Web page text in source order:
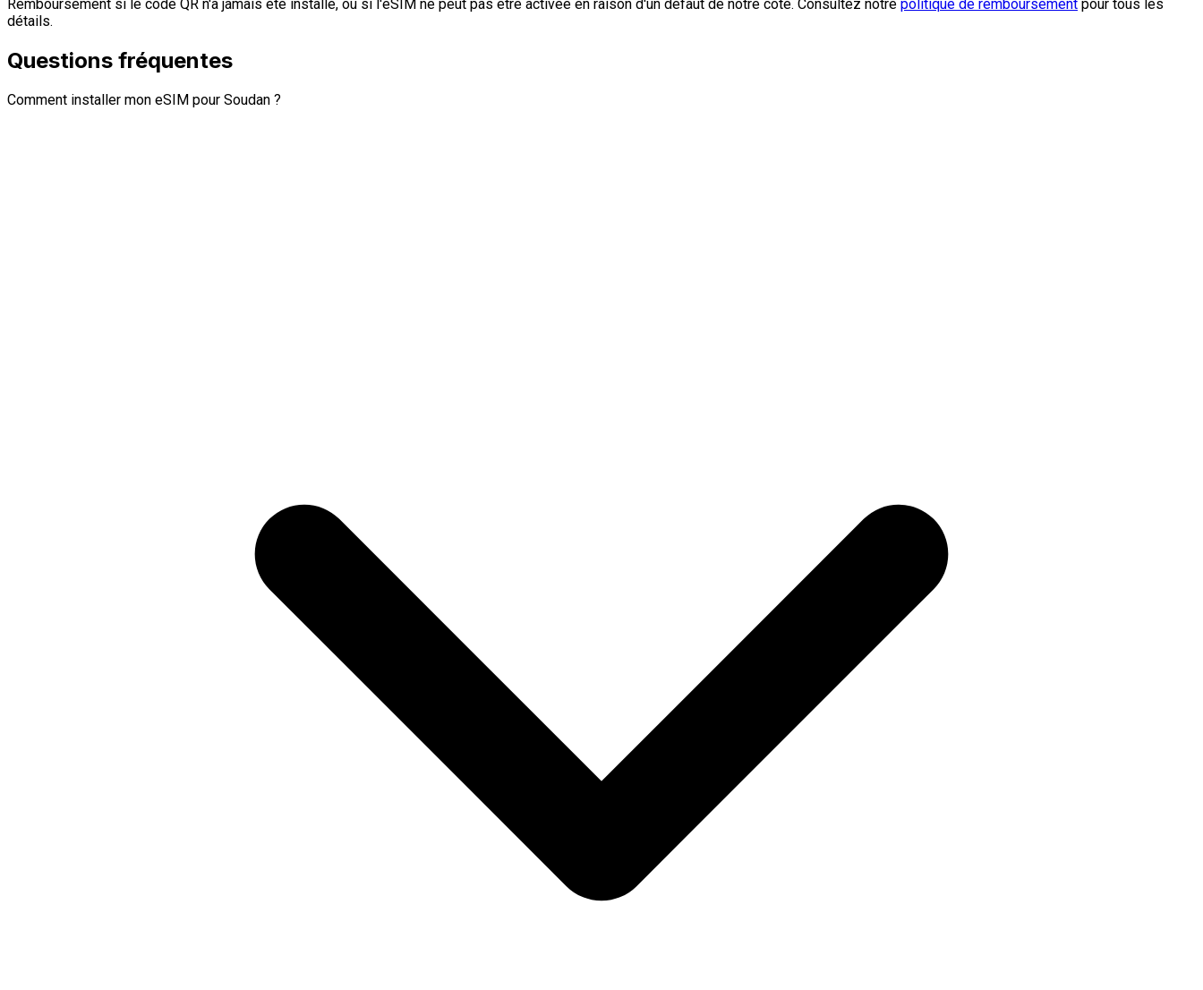
Remboursement si le code QR n'a jamais été installé, ou si l'eSIM ne peut pas être activée en raison d'un défaut de notre côté. Consultez notre politique de remboursement pour tous les
détails.
Questions fréquentes
Comment installer mon eSIM pour Soudan ?